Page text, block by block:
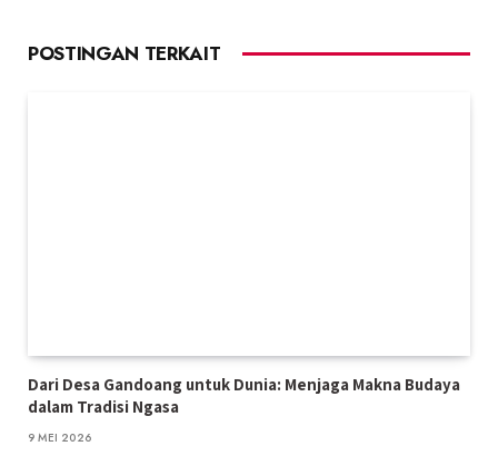
POSTINGAN TERKAIT
Dari Desa Gandoang untuk Dunia: Menjaga Makna Budaya
dalam Tradisi Ngasa
9 MEI 2026